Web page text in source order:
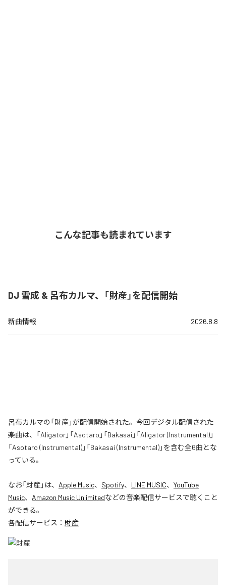
こんな記事も読まれています
DJ 雪成 & 呂布カルマ、「財産」を配信開始
新曲情報 2026.8.8
呂布カルマの「財産」が配信開始された。今回デジタル配信された
楽曲は、「Aligator」「Asotaro」「Bakasai」「Aligator (Instrumental)」
「Asotaro (Instrumental)」「Bakasai (Instrumental)」を含む全6曲とな
っている。
なお「財産」は、 Apple Music、 Spotify、 LINE MUSIC、 YouTube
Music、 Amazon Music Unlimitedなどの音楽配信サービスで聴くこと
ができる。
各配信サービス： 財産